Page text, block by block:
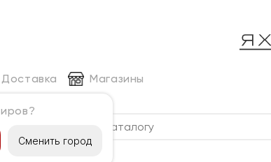
Сменить город
Доставка Магазины